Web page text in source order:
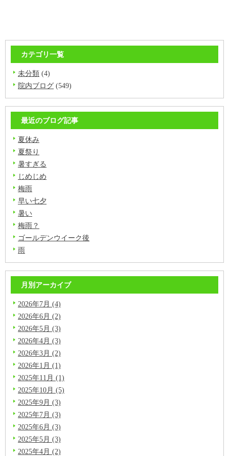
カテゴリ一覧
未分類 (4)
院内ブログ (549)
最近のブログ記事
夏休み
夏祭り
暑すぎる
じめじめ
梅雨
早い七夕
暑い
梅雨？
ゴールデンウイーク後
雨
月別アーカイブ
2026年7月 (4)
2026年6月 (2)
2026年5月 (3)
2026年4月 (3)
2026年3月 (2)
2026年1月 (1)
2025年11月 (1)
2025年10月 (5)
2025年9月 (3)
2025年7月 (3)
2025年6月 (3)
2025年5月 (3)
2025年4月 (2)